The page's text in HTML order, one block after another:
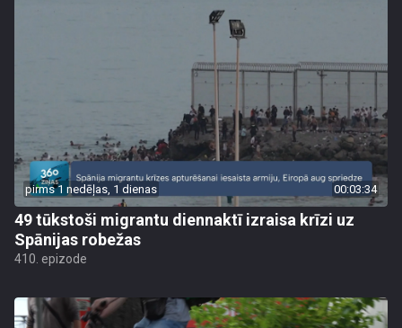
pirms 1 nedēļas, 1 dienas 00:03:34
49 tūkstoši migrantu diennaktī izraisa krīzi uz
Spānijas robežas
410. epizode